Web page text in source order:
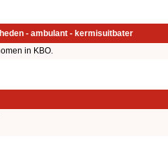
- ambulant - kermisuitbater
in KBO.